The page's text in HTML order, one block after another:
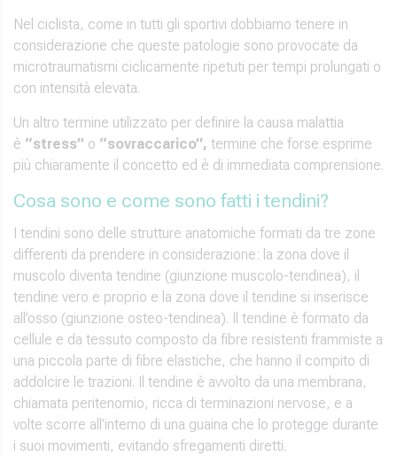
Nel ciclista, come in tutti gli sportivi dobbiamo tenere in
considerazione che queste patologie sono provocate da
microtraumatismi ciclicamente ripetuti per tempi prolungati o
con intensità elevata.
Un altro termine utilizzato per definire la causa malattia
è “stress” o “sovraccarico”, termine che forse esprime
più chiaramente il concetto ed è di immediata comprensione.
Cosa sono e come sono fatti i tendini?
I tendini sono delle strutture anatomiche formati da tre zone
differenti da prendere in considerazione: la zona dove il
muscolo diventa tendine (giunzione muscolo-tendinea), il
tendine vero e proprio e la zona dove il tendine si inserisce
all’osso (giunzione osteo-tendinea). Il tendine è formato da
cellule e da tessuto composto da fibre resistenti frammiste a
una piccola parte di fibre elastiche, che hanno il compito di
addolcire le trazioni. Il tendine è avvolto da una membrana,
chiamata peritenomio, ricca di terminazioni nervose, e a
volte scorre all’interno di una guaina che lo protegge durante
i suoi movimenti, evitando sfregamenti diretti.